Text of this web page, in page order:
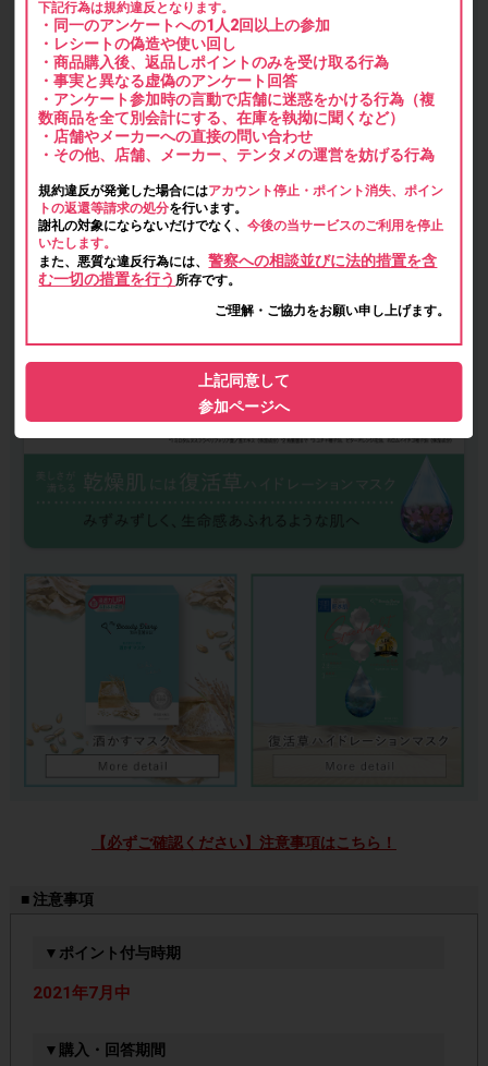
【必ずご確認ください】注意事項はこちら！
■ 注意事項
▼ポイント付与時期
2021年7月中
▼購入・回答期間
下記行為は規約違反となります。
・同一のアンケートへの1人2回以上の参加
・レシートの偽造や使い回し
・商品購入後、返品しポイントのみを受け取る行為
・事実と異なる虚偽のアンケート回答
・アンケート参加時の言動で店舗に迷惑をかける行為（複
数商品を全て別会計にする、在庫を執拗に聞くなど）
・店舗やメーカーへの直接の問い合わせ
・その他、店舗、メーカー、テンタメの運営を妨げる行為
規約違反が発覚した場合にはアカウント停止・ポイント消失、ポイン
トの返還等請求の処分を行います。
謝礼の対象にならないだけでなく、今後の当サービスのご利用を停止
いたします。
また、悪質な違反行為には、警察への相談並びに法的措置を含
む一切の措置を行う 所存です。
ご理解・ご協力をお願い申し上げます。
上記同意して
参加ページへ